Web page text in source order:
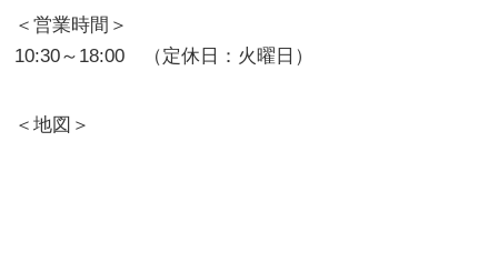
＜営業時間＞
10:30～18:00 （定休日：火曜日）
＜地図＞